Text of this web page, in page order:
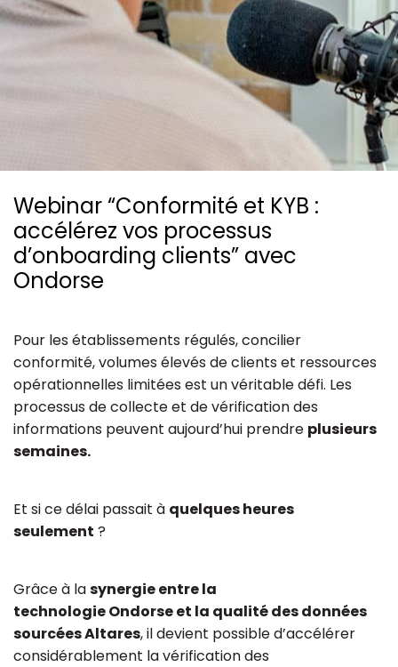
Ressources
Webinar “Conformité et KYB :
accélérez vos processus
d’onboarding clients” avec
Ondorse
Pour les établissements régulés, concilier
conformité, volumes élevés de clients et ressources
opérationnelles limitées est un véritable défi. Les
processus de collecte et de vérification des
informations peuvent aujourd’hui prendre plusieurs
semaines.
Et si ce délai passait à quelques heures
seulement ?
Grâce à lasynergie entre la
technologie Ondorse et la qualité des données
sourcées Altares, il devient possible d’accélérer
considérablement la vérification des